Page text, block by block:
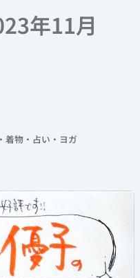
年11月
着物・占い・ヨガ